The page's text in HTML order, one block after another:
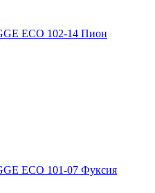
ECO 102-14 Пион
ECO 101-07 Фуксия